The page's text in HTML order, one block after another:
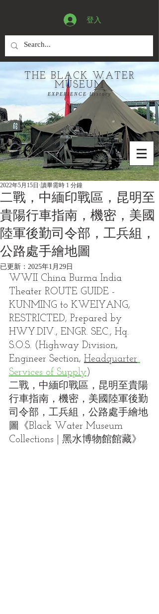
登入
THE BLACK WATER
MUSEUM
EXPERIENCE History
二戰，中緬印戰區，昆明至
貴陽行車指南，機密，美國
陸軍後勤司令部，工兵組，
公路處手繪地圖
2022年5月15日 讀畢需時 1 分鐘
已更新： 2025年1月29日
WWII China Burma India
Theater ROUTE GUIDE -
KUNMING to KWEIYANG,
RESTRICTED, Prepared by
HWY.DIV., ENGR. SEC., Hq.
S.O.S. (Highway Division,
Engineer Section, Headquarter
Services of Supply)
二戰，中緬印戰區，昆明至貴陽
行車指南，機密，美國陸軍後勤
司令部，工兵組，公路處手繪地
圖《Black Water Museum
Collections | 黑水博物館館藏》